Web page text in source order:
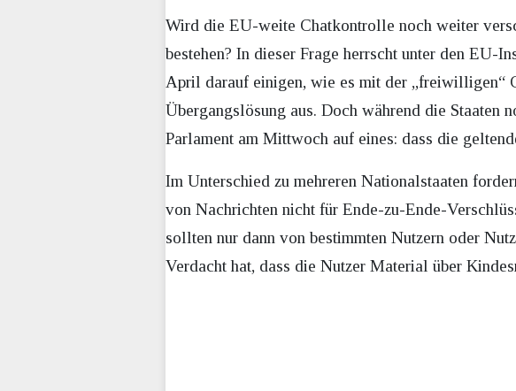
Wird die EU-weite Chatkontrolle noch weiter
bestehen? In dieser Frage herrscht unter den
April darauf einigen, wie es mit der „freiwilligen“
Übergangslösung aus. Doch während die Staaten
Parlament am Mittwoch auf eines: dass die
Im Unterschied zu mehreren Nationalstaaten
von Nachrichten nicht für Ende-zu-Ende-
sollten nur dann von bestimmten Nutzern oder
Verdacht hat, dass die Nutzer Material über